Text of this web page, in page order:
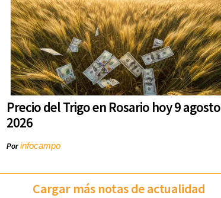
Precio del Trigo en Rosario hoy 9 agosto
2026
Porinfocampo
Cargar más notas de actualidad